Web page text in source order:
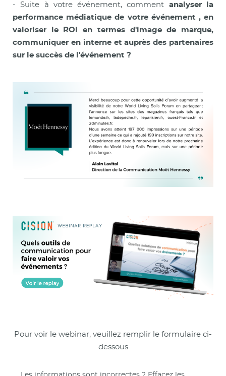
- Suite à votre événement, comment analyser la
performance médiatique de votre événement , en
valoriser le ROI en termes d'image de marque,
communiquer en interne et auprès des partenaires
sur le succès de l'événement ?
Pour voir le webinar, veuillez remplir le formulaire ci-
dessous